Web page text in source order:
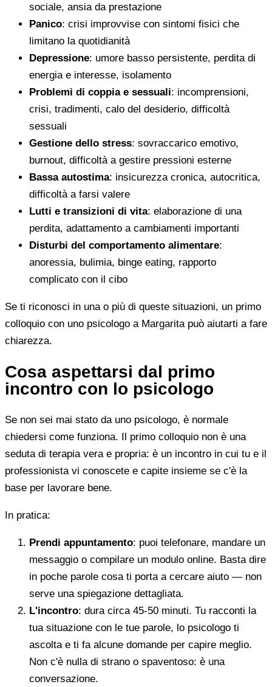
sociale, ansia da prestazione
Panico: crisi improvvise con sintomi fisici che
limitano la quotidianità
Depressione: umore basso persistente, perdita di
energia e interesse, isolamento
Problemi di coppia e sessuali: incomprensioni,
crisi, tradimenti, calo del desiderio, difficoltà
sessuali
Gestione dello stress: sovraccarico emotivo,
burnout, difficoltà a gestire pressioni esterne
Bassa autostima: insicurezza cronica, autocritica,
difficoltà a farsi valere
Lutti e transizioni di vita: elaborazione di una
perdita, adattamento a cambiamenti importanti
Disturbi del comportamento alimentare:
anoressia, bulimia, binge eating, rapporto
complicato con il cibo
Se ti riconosci in una o più di queste situazioni, un primo
colloquio con uno psicologo a Margarita può aiutarti a fare
chiarezza.
Cosa aspettarsi dal primo
incontro con lo psicologo
Se non sei mai stato da uno psicologo, è normale
chiedersi come funziona. Il primo colloquio non è una
seduta di terapia vera e propria: è un incontro in cui tu e il
professionista vi conoscete e capite insieme se c'è la
base per lavorare bene.
In pratica:
Prendi appuntamento: puoi telefonare, mandare un
messaggio o compilare un modulo online. Basta dire
in poche parole cosa ti porta a cercare aiuto — non
serve una spiegazione dettagliata.
L'incontro: dura circa 45-50 minuti. Tu racconti la
tua situazione con le tue parole, lo psicologo ti
ascolta e ti fa alcune domande per capire meglio.
Non c'è nulla di strano o spaventoso: è una
conversazione.